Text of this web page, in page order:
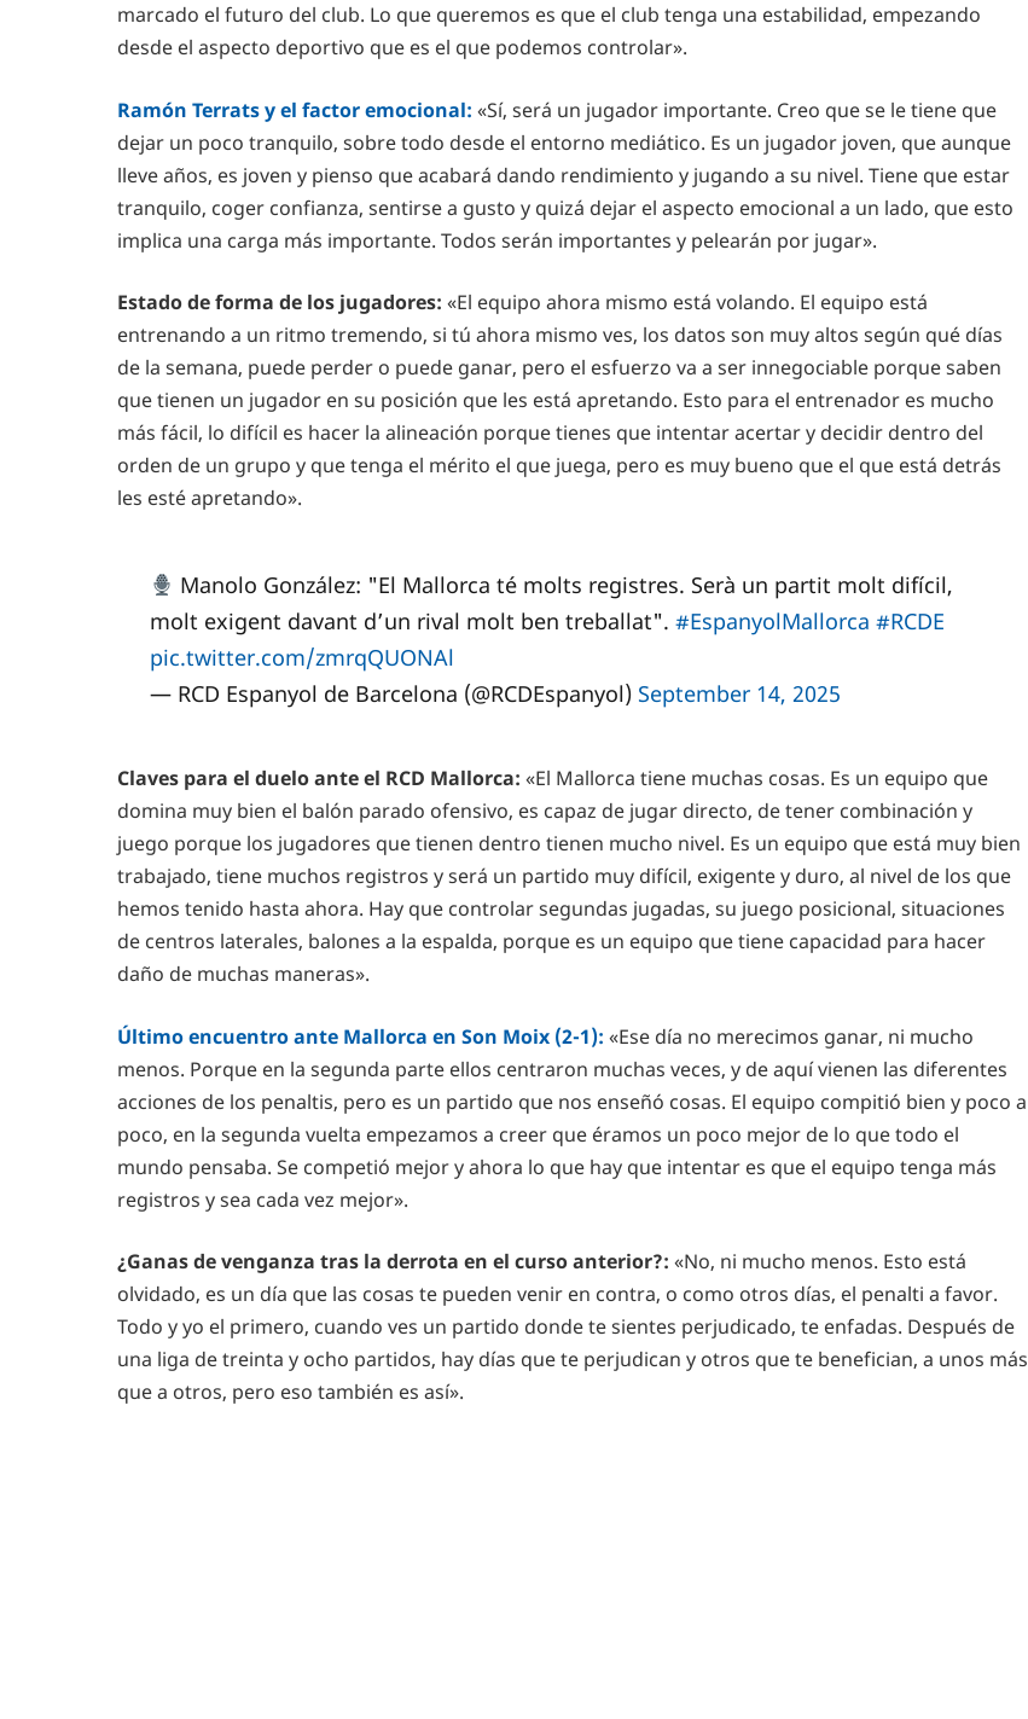
marcado el futuro del club. Lo que queremos es que el club tenga una estabilidad, empezando
desde el aspecto deportivo que es el que podemos controlar».
Ramón Terrats y el factor emocional: «Sí, será un jugador importante. Creo que se le tiene que
dejar un poco tranquilo, sobre todo desde el entorno mediático. Es un jugador joven, que aunque
lleve años, es joven y pienso que acabará dando rendimiento y jugando a su nivel. Tiene que estar
tranquilo, coger confianza, sentirse a gusto y quizá dejar el aspecto emocional a un lado, que esto
implica una carga más importante. Todos serán importantes y pelearán por jugar».
Estado de forma de los jugadores: «El equipo ahora mismo está volando. El equipo está
entrenando a un ritmo tremendo, si tú ahora mismo ves, los datos son muy altos según qué días
de la semana, puede perder o puede ganar, pero el esfuerzo va a ser innegociable porque saben
que tienen un jugador en su posición que les está apretando. Esto para el entrenador es mucho
más fácil, lo difícil es hacer la alineación porque tienes que intentar acertar y decidir dentro del
orden de un grupo y que tenga el mérito el que juega, pero es muy bueno que el que está detrás
les esté apretando».
Manolo González: "El Mallorca té molts registres. Serà un partit molt difícil,
molt exigent davant d’un rival molt ben treballat". #EspanyolMallorca #RCDE
pic.twitter.com/zmrqQUONAl
— RCD Espanyol de Barcelona (@RCDEspanyol) September 14, 2025
Claves para el duelo ante el RCD Mallorca: «El Mallorca tiene muchas cosas. Es un equipo que
domina muy bien el balón parado ofensivo, es capaz de jugar directo, de tener combinación y
juego porque los jugadores que tienen dentro tienen mucho nivel. Es un equipo que está muy bien
trabajado, tiene muchos registros y será un partido muy difícil, exigente y duro, al nivel de los que
hemos tenido hasta ahora. Hay que controlar segundas jugadas, su juego posicional, situaciones
de centros laterales, balones a la espalda, porque es un equipo que tiene capacidad para hacer
daño de muchas maneras».
Último encuentro ante Mallorca en Son Moix (2-1): «Ese día no merecimos ganar, ni mucho
menos. Porque en la segunda parte ellos centraron muchas veces, y de aquí vienen las diferentes
acciones de los penaltis, pero es un partido que nos enseñó cosas. El equipo compitió bien y poco a
poco, en la segunda vuelta empezamos a creer que éramos un poco mejor de lo que todo el
mundo pensaba. Se competió mejor y ahora lo que hay que intentar es que el equipo tenga más
registros y sea cada vez mejor».
¿Ganas de venganza tras la derrota en el curso anterior?: «No, ni mucho menos. Esto está
olvidado, es un día que las cosas te pueden venir en contra, o como otros días, el penalti a favor.
Todo y yo el primero, cuando ves un partido donde te sientes perjudicado, te enfadas. Después de
una liga de treinta y ocho partidos, hay días que te perjudican y otros que te benefician, a unos más
que a otros, pero eso también es así».